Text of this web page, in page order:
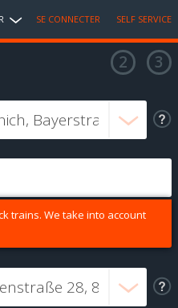
SE CONNECTER SELF SERVICE
trains. We take into account